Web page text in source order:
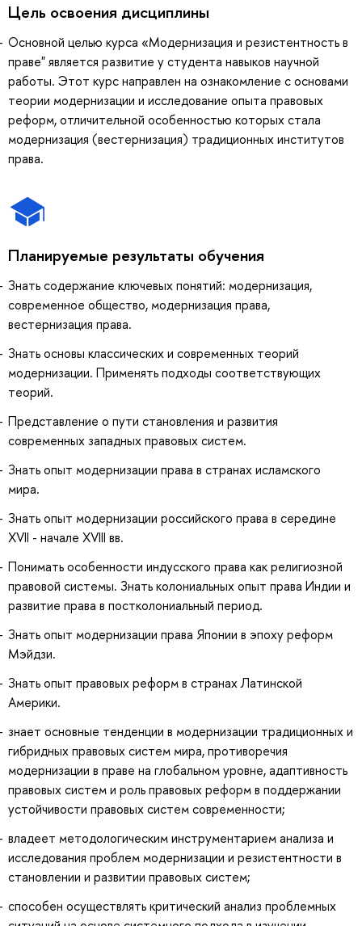
Цель освоения дисциплины
Основной целью курса «Модернизация и резистентность в
праве" является развитие у студента навыков научной
работы. Этот курс направлен на ознакомление с основами
теории модернизации и исследование опыта правовых
реформ, отличительной особенностью которых стала
модернизация (вестернизация) традиционных институтов
права.
Планируемые результаты обучения
Знать содержание ключевых понятий: модернизация,
современное общество, модернизация права,
вестернизация права.
Знать основы классических и современных теорий
модернизации. Применять подходы соответствующих
теорий.
Представление о пути становления и развития
современных западных правовых систем.
Знать опыт модернизации права в странах исламского
мира.
Знать опыт модернизации российского права в середине
XVII - начале XVIII вв.
Понимать особенности индусского права как религиозной
правовой системы. Знать колониальных опыт права Индии и
развитие права в постколониальный период.
Знать опыт модернизации права Японии в эпоху реформ
Мэйдзи.
Знать опыт правовых реформ в странах Латинской
Америки.
знает основные тенденции в модернизации традиционных и
гибридных правовых систем мира, противоречия
модернизации в праве на глобальном уровне, адаптивность
правовых систем и роль правовых реформ в поддержании
устойчивости правовых систем современности;
владеет методологическим инструментарием анализа и
исследования проблем модернизации и резистентности в
становлении и развитии правовых систем;
способен осуществлять критический анализ проблемных